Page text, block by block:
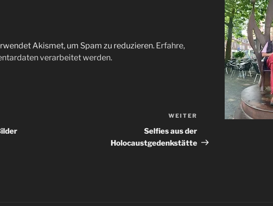
Akismet, um Spam zu reduzieren. Erfahre,
verarbeitet werden.
Nächster
Beitrag
WEITER
Selfies aus der
Holocaustgedenkstätte